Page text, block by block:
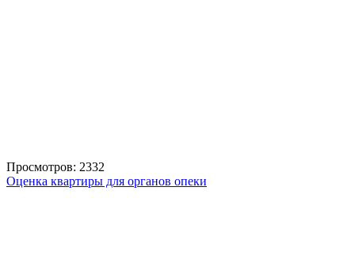
Просмотров: 2332
Оценка квартиры для органов опеки